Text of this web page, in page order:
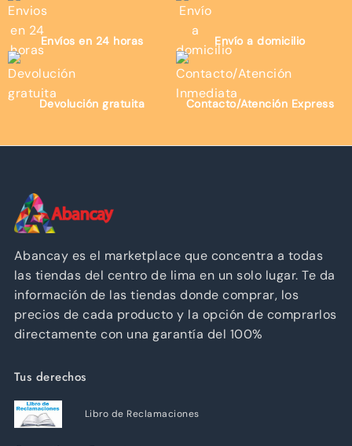
Envíos en 24 horas Envío a domicilio
Devolución gratuita Contacto/Atención Express
Abancay es el marketplace que concentra a todas
las tiendas del centro de lima en un solo lugar. Te da
información de las tiendas donde comprar, los
precios de cada producto y la opción de comprarlos
directamente con una garantía del 100%
Tus derechos
Libro de Reclamaciones